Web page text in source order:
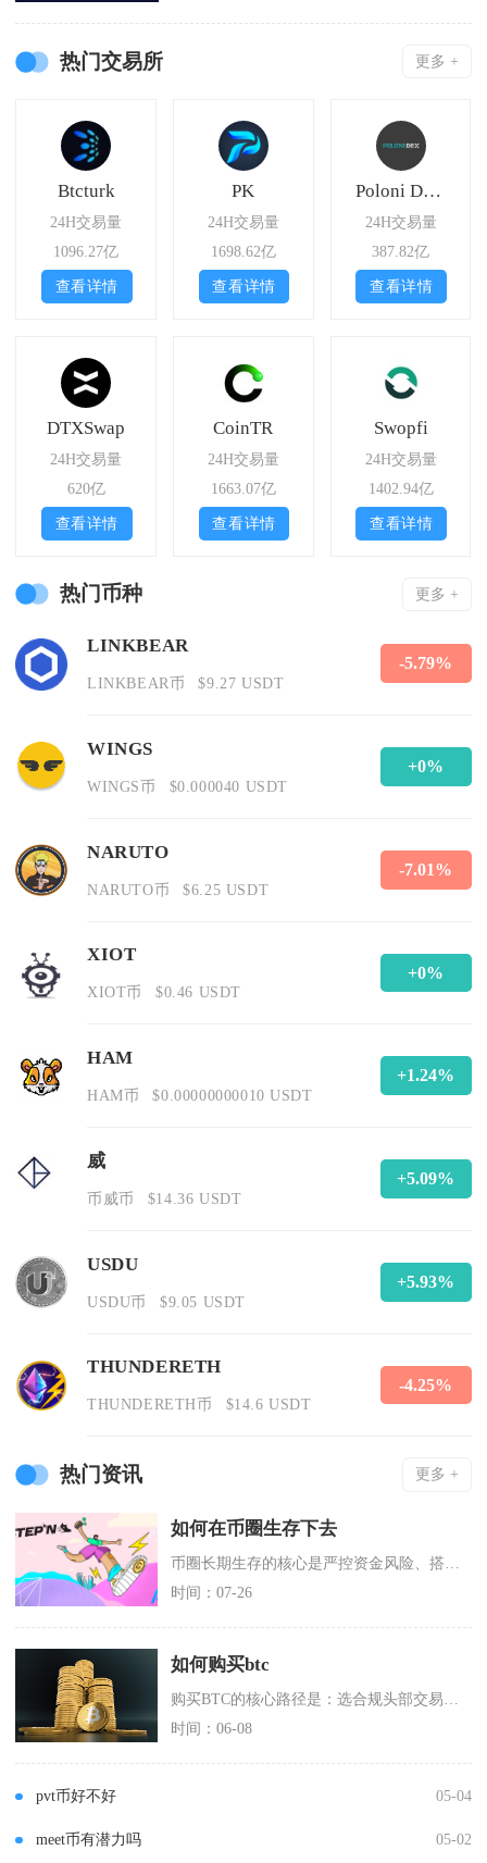
热门交易所 更多 +
Btcturk
24H交易量
1096.27亿
查看详情
PK
24H交易量
1698.62亿
查看详情
Poloni DEX
24H交易量
387.82亿
查看详情
DTXSwap
24H交易量
620亿
查看详情
CoinTR
24H交易量
1663.07亿
查看详情
Swopfi
24H交易量
1402.94亿
查看详情
热门币种 更多 +
LINKBEAR
LINKBEAR币 $9.27 USDT
-5.79%
WINGS
WINGS币 $0.000040 USDT
+0%
NARUTO
NARUTO币 $6.25 USDT
-7.01%
XIOT
XIOT币 $0.46 USDT
+0%
HAM
HAM币 $0.00000000010 USDT
+1.24%
威
币威币 $14.36 USDT
+5.09%
USDU
USDU币 $9.05 USDT
+5.93%
THUNDERETH
THUNDERETH币 $14.6 USDT
-4.25%
热门资讯 更多 +
如何在币圈生存下去
时间：07-26
如何购买btc
时间：06-08
pvt币好不好 05-04
meet币有潜力吗 05-02